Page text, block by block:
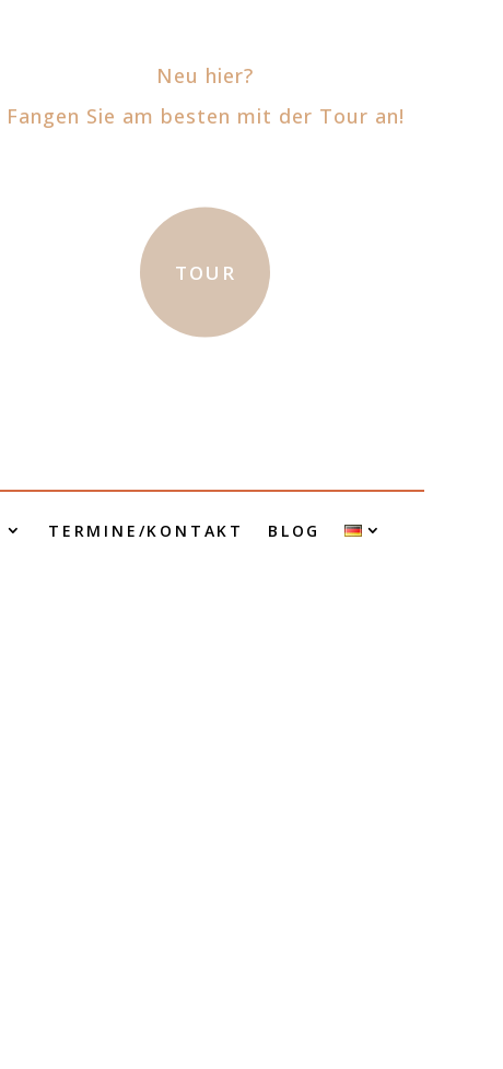
Neu hier?
Fangen Sie am besten mit der Tour an!
TOUR
TERMINE/KONTAKT BLOG